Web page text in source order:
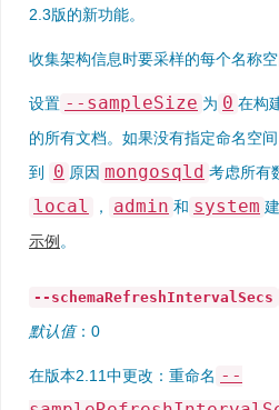
2.3版的新功能。
收集架构信息时要采样的每个名称空
设置 --sampleSize 为 0 在构
的所有文档。如果没有指定命名空
到 0 原因 mongosqld 考虑所有
local ， admin 和 system
示例 。
--schemaRefreshIntervalSecs
默认值：0
在版本2.11中更改： 重命名 --